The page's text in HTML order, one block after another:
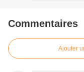
Commentaires
Ajouter